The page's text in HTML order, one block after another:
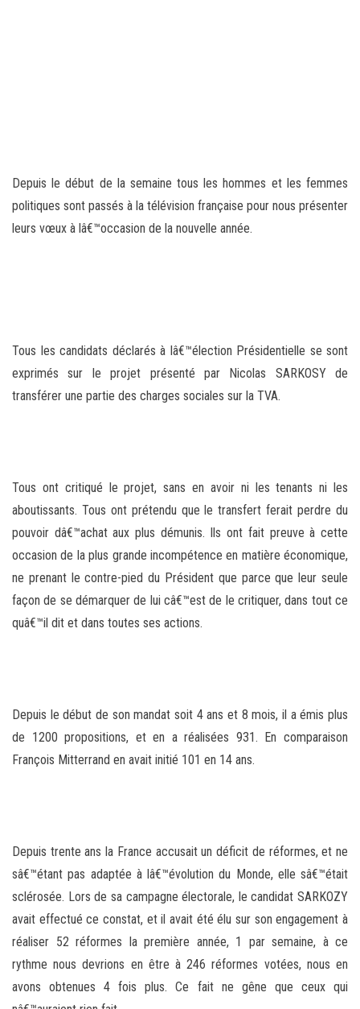
Depuis le début de la semaine tous les hommes et les femmes
politiques sont passés à la télévision française pour nous présenter
leurs vœux à lâ€™occasion de la nouvelle année.
Tous les candidats déclarés à lâ€™élection Présidentielle se sont
exprimés sur le projet présenté par Nicolas SARKOSY de
transférer une partie des charges sociales sur la TVA.
Tous ont critiqué le projet, sans en avoir ni les tenants ni les
aboutissants. Tous ont prétendu que le transfert ferait perdre du
pouvoir dâ€™achat aux plus démunis. Ils ont fait preuve à cette
occasion de la plus grande incompétence en matière économique,
ne prenant le contre-pied du Président que parce que leur seule
façon de se démarquer de lui câ€™est de le critiquer, dans tout ce
quâ€™il dit et dans toutes ses actions.
Depuis le début de son mandat soit 4 ans et 8 mois, il a émis plus
de 1200 propositions, et en a réalisées 931. En comparaison
François Mitterrand en avait initié 101 en 14 ans.
Depuis trente ans la France accusait un déficit de réformes, et ne
sâ€™étant pas adaptée à lâ€™évolution du Monde, elle sâ€™était
sclérosée. Lors de sa campagne électorale, le candidat SARKOZY
avait effectué ce constat, et il avait été élu sur son engagement à
réaliser 52 réformes la première année, 1 par semaine, à ce
rythme nous devrions en être à 246 réformes votées, nous en
avons obtenues 4 fois plus. Ce fait ne gêne que ceux qui